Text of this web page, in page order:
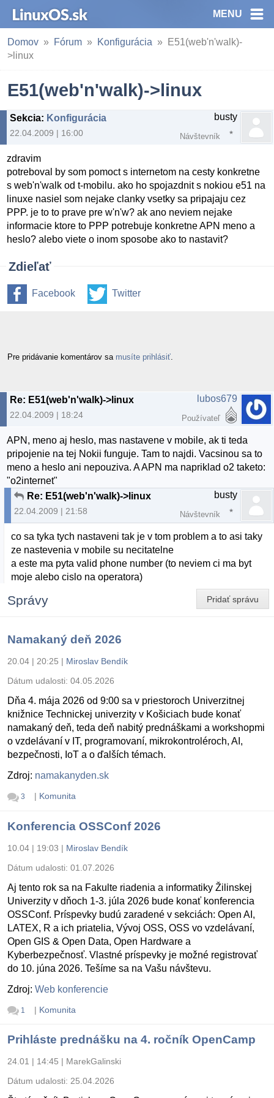
MENU
Domov Fórum Konfigurácia
E51(web'n'walk)-
>linux
E51(web'n'walk)->linux
Sekcia: Konfigurácia
22.04.2009 | 16:00
busty
Návštevník
zdravim
potreboval by som pomoct s internetom na cesty konkretne
s web'n'walk od t-mobilu. ako ho spojazdnit s nokiou e51 na
linuxe nasiel som nejake clanky vsetky sa pripajaju cez
PPP. je to to prave pre w'n'w? ak ano neviem nejake
informacie ktore to PPP potrebuje konkretne APN meno a
heslo? alebo viete o inom sposobe ako to nastavit?
Zdieľať
Facebook Twitter
Pre pridávanie komentárov sa musíte prihlásiť
Re: E51(web'n'walk)->linux
22.04.2009 | 18:24
lubos679
Používateľ
APN, meno aj heslo, mas nastavene v mobile, ak ti teda
pripojenie na tej Nokii funguje. Tam to najdi. Vacsinou sa to
meno a heslo ani nepouziva. A APN ma napriklad o2 taketo:
"o2internet"
Re: E51(web'n'walk)->linux
22.04.2009 | 21:58
busty
Návštevník
co sa tyka tych nastaveni tak je v tom problem a to asi taky
ze nastevenia v mobile su necitatelne
a este ma pyta valid phone number (to neviem ci ma byt
moje alebo cislo na operatora)
Pridať správu
Správy
Namakaný deň 2026
20.04 | 20:25 | Miroslav Bendík
Dátum udalosti: 04.05.2026
Dňa 4. mája 2026 od 9:00 sa v priestoroch Univerzitnej
knižnice Technickej univerzity v Košiciach bude konať
namakaný deň, teda deň nabitý prednáškami a workshopmi
o vzdelávaní v IT, programovaní, mikrokontroléroch, AI,
bezpečnosti, IoT a o ďalších témach.
Zdroj: namakanyden.sk
3 | Komunita
Konferencia OSSConf 2026
10.04 | 19:03 | Miroslav Bendík
Dátum udalosti: 01.07.2026
Aj tento rok sa na Fakulte riadenia a informatiky Žilinskej
Univerzity v dňoch 1-3. júla 2026 bude konať konferencia
OSSConf. Príspevky budú zaradené v sekciách: Open AI,
LATEX, R a ich priatelia, Vývoj OSS, OSS vo vzdelávaní,
Open GIS & Open Data, Open Hardware a
Kyberbezpečnosť. Vlastné príspevky je možné registrovať
do 10. júna 2026. Tešíme sa na Vašu návštevu.
Zdroj: Web konferencie
1 | Komunita
Prihláste prednášku na 4. ročník OpenCamp
24.01 | 14:45 | MarekGalinski
Dátum udalosti: 25.04.2026